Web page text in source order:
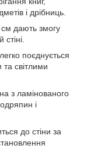
і дрібниць.
дають змогу
поєднується
світлими
з ламінованого
і
до стіни за